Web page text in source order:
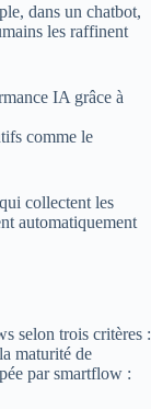
dans un chatbot,
les raffinent
IA grâce à
comme le
collectent les
automatiquement
selon trois critères :
maturité de
par smartflow :